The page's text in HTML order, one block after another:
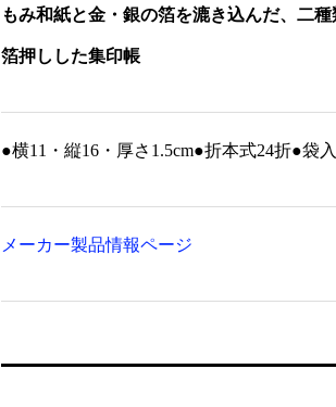
もみ和紙と金・銀の箔を漉き込んだ、二
箔押しした集印帳
●横11・縦16・厚さ1.5cm●折本式24折●袋
メーカー製品情報ページ